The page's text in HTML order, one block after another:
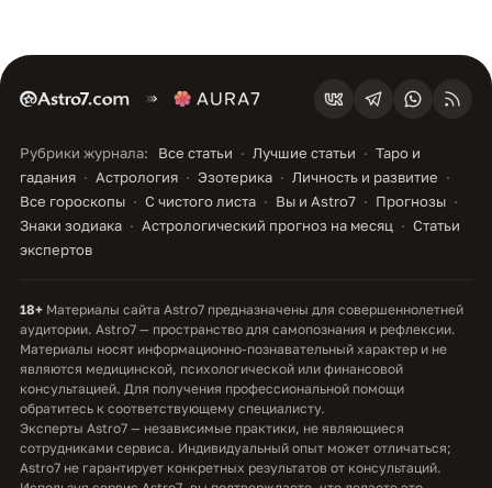
Рубрики журнала: Все статьи Лучшие статьи
Таро и
гадания
Астрология Эзотерика
Личность и развитие
Все гороскопы
С чистого листа Вы и Astro7
Прогнозы
Знаки зодиака
Астрологический прогноз на месяц
Статьи
экспертов
18+ Материалы сайта Astro7 предназначены для совершеннолетней
аудитории. Astro7 — пространство для самопознания и рефлексии.
Материалы носят информационно-познавательный характер и не
являются медицинской, психологической или финансовой
консультацией. Для получения профессиональной помощи
обратитесь к соответствующему специалисту.
Эксперты Astro7 — независимые практики, не являющиеся
сотрудниками сервиса. Индивидуальный опыт может отличаться;
Astro7 не гарантирует конкретных результатов от консультаций.